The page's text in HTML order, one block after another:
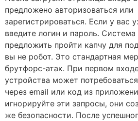
предложено авторизоваться или
зарегистрироваться. Если у вас
введите логин и пароль.
предложить пройти капчу для
вы не робот. Это стандартная
брутфорс-атак. При первом
устройства может
через email или код из
игнорируйте эти запросы, они
же безопасности. После